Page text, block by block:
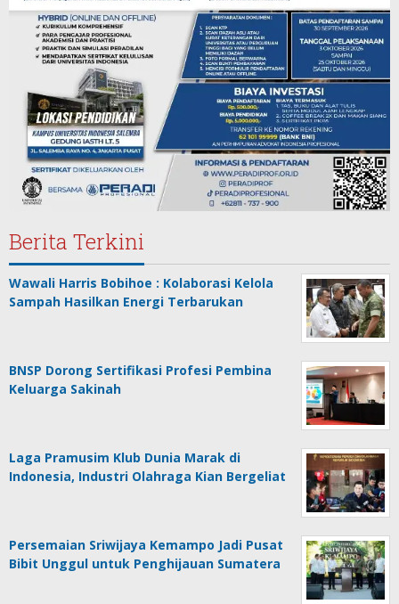
Berita Terkini
Wawali Harris Bobihoe : Kolaborasi Kelola
Sampah Hasilkan Energi Terbarukan
BNSP Dorong Sertifikasi Profesi Pembina
Keluarga Sakinah
Laga Pramusim Klub Dunia Marak di
Indonesia, Industri Olahraga Kian Bergeliat
Persemaian Sriwijaya Kemampo Jadi Pusat
Bibit Unggul untuk Penghijauan Sumatera